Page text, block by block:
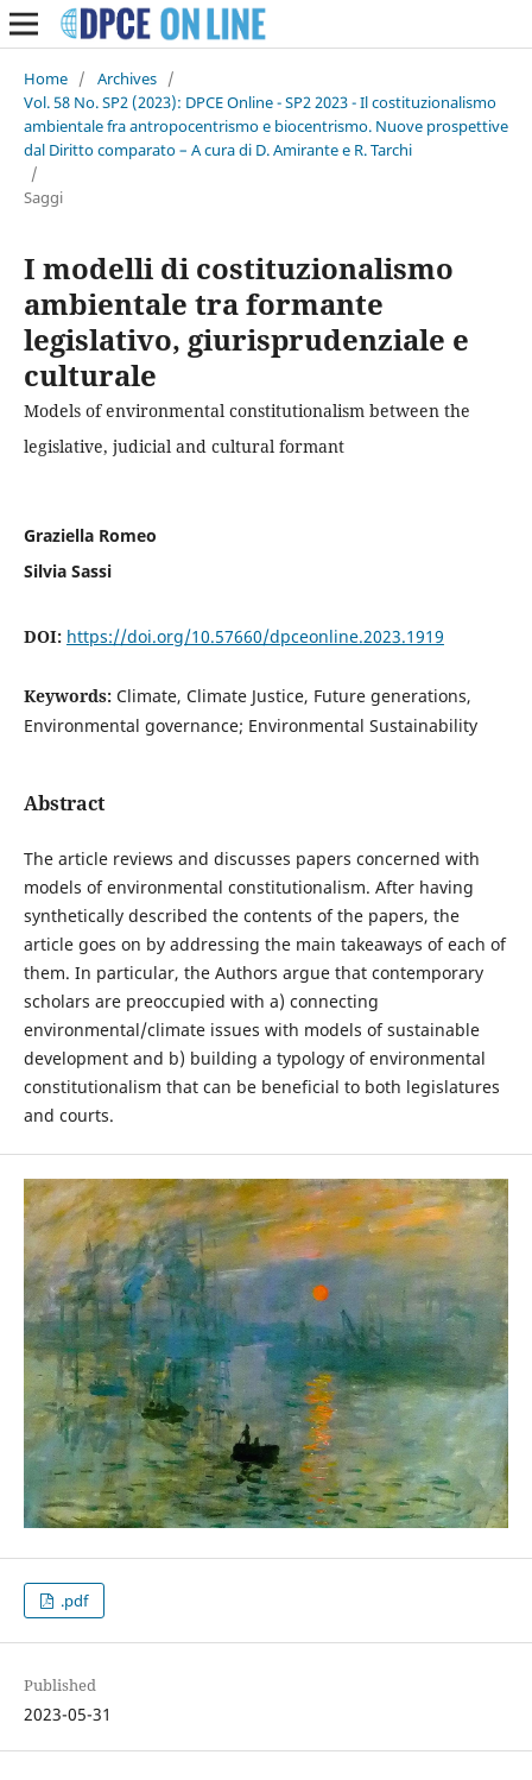
Home / Archives /
Vol. 58 No. SP2 (2023): DPCE Online - SP2 2023 - Il costituzionalismo
ambientale fra antropocentrismo e biocentrismo. Nuove prospettive
dal Diritto comparato – A cura di D. Amirante e R. Tarchi
/
Saggi
I modelli di costituzionalismo
ambientale tra formante
legislativo, giurisprudenziale e
culturale
Models of environmental constitutionalism between the
legislative, judicial and cultural formant
Graziella Romeo
Silvia Sassi
DOI: https://doi.org/10.57660/dpceonline.2023.1919
Keywords: Climate, Climate Justice, Future generations,
Environmental governance; Environmental Sustainability
Abstract
The article reviews and discusses papers concerned with
models of environmental constitutionalism. After having
synthetically described the contents of the papers, the
article goes on by addressing the main takeaways of each of
them. In particular, the Authors argue that contemporary
scholars are preoccupied with a) connecting
environmental/climate issues with models of sustainable
development and b) building a typology of environmental
constitutionalism that can be beneficial to both legislatures
and courts.
.pdf
Published
2023-05-31